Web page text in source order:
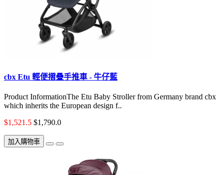
cbx Etu 輕便摺疊手推車 - 牛仔藍
Product InformationThe Etu Baby Stroller from Germany brand cbx
which inherits the European design f..
$1,521.5 $1,790.0
加入購物車